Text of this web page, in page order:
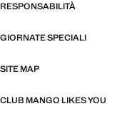
RESPONSABILITÀ
GIORNATE SPECIALI
SITE MAP
CLUB MANGO LIKES YOU